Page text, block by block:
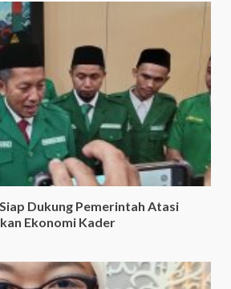
Dukung Pemerintah Atasi
Ekonomi Kader